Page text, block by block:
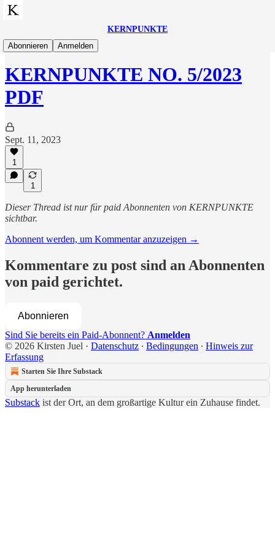
KERNPUNKTE
Abonnieren
Anmelden
Abo
KERNPUNKTE NO. 5/2023
PDF
Sept. 11, 2023
1
1
Dieser Thread ist nur für paid Abonnenten von KERNPUNKTE
sichtbar.
Abonnent werden, um Kommentar anzuzeigen →
Kommentare zu post sind an Abonnenten
von paid gerichtet.
Abonnieren
Sind Sie bereits ein Paid-Abonnent? Anmelden
© 2026 Kirsten Juel · Datenschutz ∙ Bedingungen ∙ Hinweis zur
Erfassung
Starten Sie Ihre Substack
App herunterladen
Substack ist der Ort, an dem großartige Kultur ein Zuhause findet.